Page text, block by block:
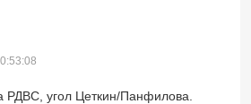
РДВС, угол Цеткин/Панфилова.